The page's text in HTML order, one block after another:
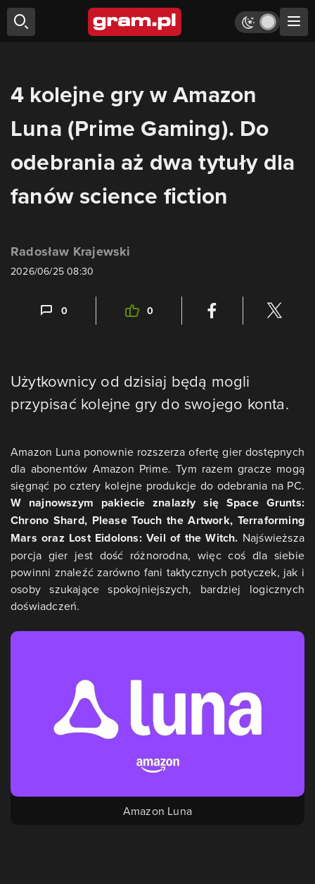
4 kolejne gry w Amazon
Luna (Prime Gaming). Do
odebrania aż dwa tytuły dla
fanów science fiction
Radosław Krajewski
2026/06/25 08:30
0 0
Użytkownicy od dzisiaj będą mogli
przypisać kolejne gry do swojego konta.
Amazon Luna ponownie rozszerza ofertę gier dostępnych
dla abonentów Amazon Prime. Tym razem gracze mogą
sięgnąć po cztery kolejne produkcje do odebrania na PC.
W najnowszym pakiecie znalazły się Space Grunts:
Chrono Shard, Please Touch the Artwork, Terraforming
Mars oraz Lost Eidolons: Veil of the Witch. Najświeższa
porcja gier jest dość różnorodna, więc coś dla siebie
powinni znaleźć zarówno fani taktycznych potyczek, jak i
osoby szukające spokojniejszych, bardziej logicznych
doświadczeń.
Amazon Luna